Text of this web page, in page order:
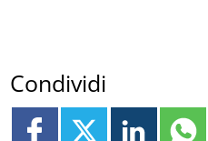
Condividi